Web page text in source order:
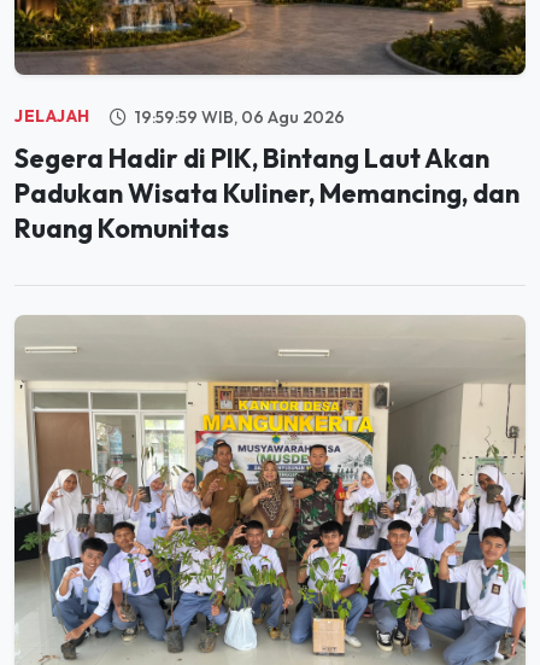
JELAJAH 19:59:59 WIB, 06 Agu 2026
Segera Hadir di PIK, Bintang Laut Akan
Padukan Wisata Kuliner, Memancing, dan
Ruang Komunitas